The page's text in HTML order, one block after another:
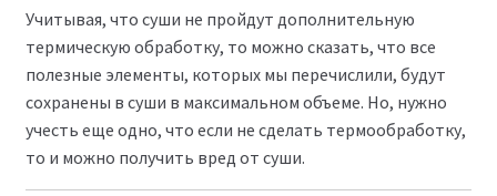
Учитывая, что суши не пройдут дополнительную
термическую обработку, то можно сказать, что все
полезные элементы, которых мы перечислили, будут
сохранены в суши в максимальном объеме. Но, нужно
учесть еще одно, что если не сделать термообработку,
то и можно получить вред от суши.